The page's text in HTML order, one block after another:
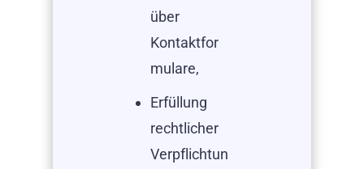
über
Kontaktfor
mulare,
Erfüllung
rechtlicher
Verpflichtun